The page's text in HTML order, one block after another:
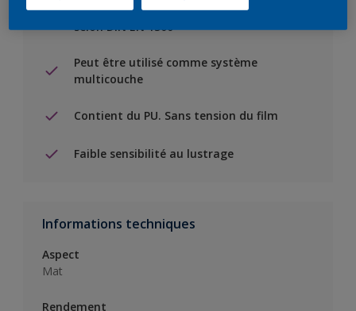
Résistance à l'abrasion humide classe 1
selon DIN EN 1300
Peut être utilisé comme système
multicouche
Contient du PU. Sans tension du film
Faible sensibilité au lustrage
Informations techniques
Aspect
Mat
Rendement